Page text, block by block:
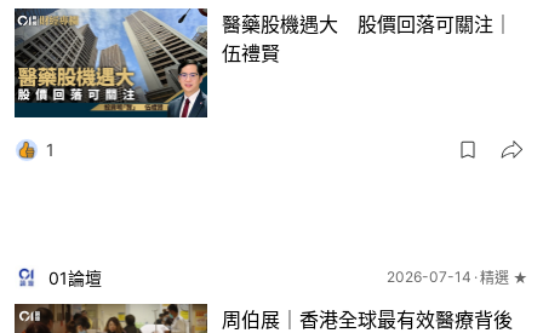
醫藥股機遇大 股價回落可關注｜
伍禮賢
1
01論壇 2026-07-14 精選 ★
周伯展｜香港全球最有效醫療背後